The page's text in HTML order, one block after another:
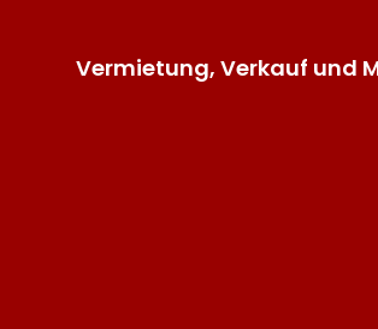
Vermietung, Verkauf und
Produkte